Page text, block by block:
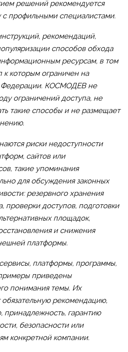
решений рекомендуется
с профильными специалистами.
рекомендаций,
способов обхода
ресурсам, в том
к которым ограничен на
Федерации. КОСМОДЕВ не
ограничений доступа, не
такие способы и не размещает
риски недоступности
сайтов или
такие упоминания
для обсуждения законных
резервного хранения
проверки доступов, подготовки
площадок,
и снижения
платформы.
платформы, программы,
приведены
понимания темы. Их
рекомендацию,
принадлежность, гарантию
безопасности или
конкретной компании.